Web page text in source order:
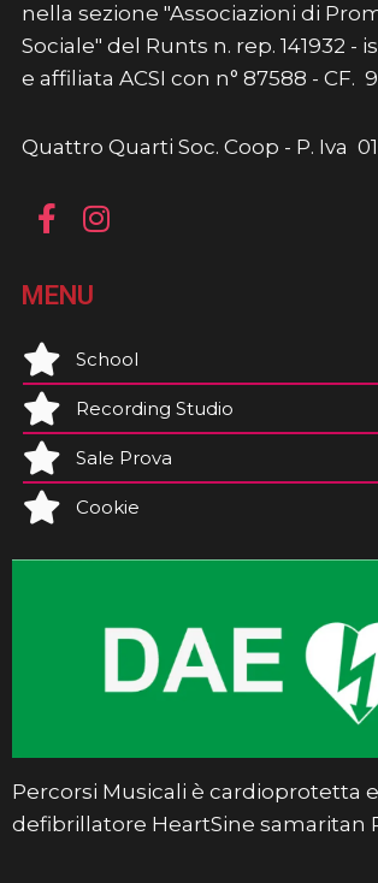
nella sezione "Associazioni di
Sociale" del Runts n. rep. 141932 -
e affiliata ACSI con n° 87588 - CF.
Quattro Quarti Soc. Coop - P. Iva
MENU
School
Recording Studio
Sale Prova
Cookie
Percorsi Musicali è cardioprotetta
defibrillatore HeartSine samaritan